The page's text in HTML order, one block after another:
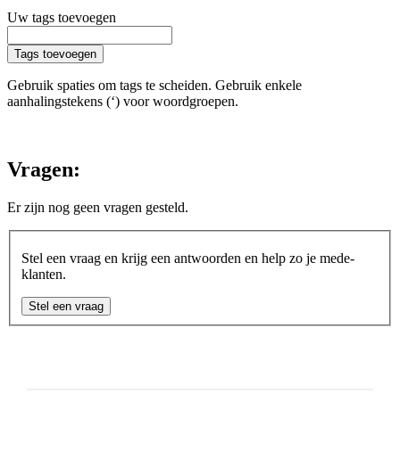
Uw tags toevoegen
Tags toevoegen
Gebruik spaties om tags te scheiden. Gebruik enkele
aanhalingstekens (‘) voor woordgroepen.
Vragen:
Er zijn nog geen vragen gesteld.
Stel een vraag en krijg een antwoorden en help zo je mede-
klanten.
Stel een vraag